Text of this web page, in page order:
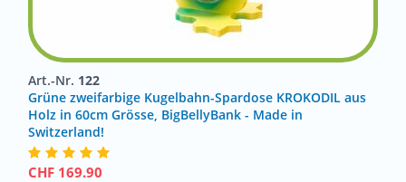
Art.-Nr. 122
Grüne zweifarbige Kugelbahn-Spardose KROKODIL aus
Holz in 60cm Grösse, BigBellyBank - Made in
Switzerland!
CHF 169.90